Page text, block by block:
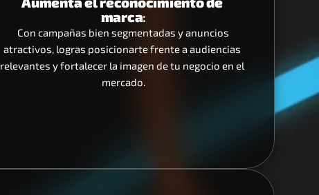
marca:
Con campañas bien segmentadas y anuncios
atractivos, logras posicionarte frente a audiencias
relevantes y fortalecer la imagen de tu negocio en el
mercado.